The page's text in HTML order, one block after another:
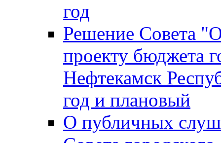
год
Решение Совета
проекту бюджета
Нефтекамск
год и плановый
О публичных